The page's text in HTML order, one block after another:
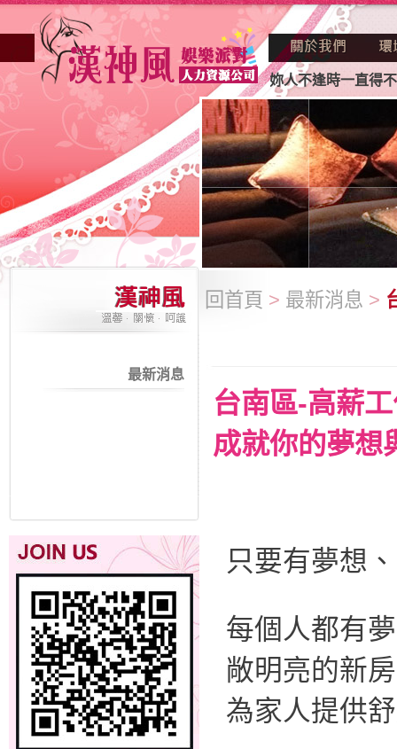
不景氣的年代找不到工作？也許妳人不逢時一直得不到老
最新消息
回首頁 > 最新消息 >
台南區-高薪
成就你的夢想
只要有夢想
每個人都有
敞明亮的新
為家人提供